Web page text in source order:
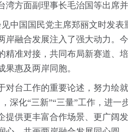
方面副理事长毛治国等出席并
中国国民党主席郑丽文时发
融合发展注入了强大动力。
准对接，共同布局新赛道、
惠及两岸同胞。
台工作的重要论述，努力绘
深化“三新”“三量”工作，进
供更丰富合作场景、更广阔